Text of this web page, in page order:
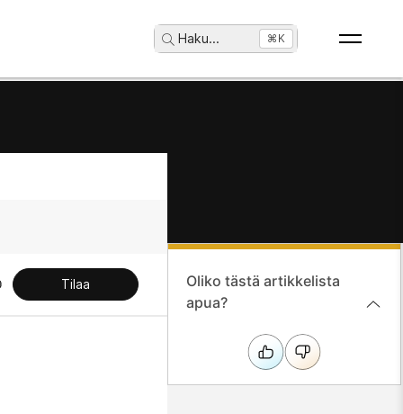
Haku... ⌘K
Tilaa
Oliko tästä artikkelista
apua?